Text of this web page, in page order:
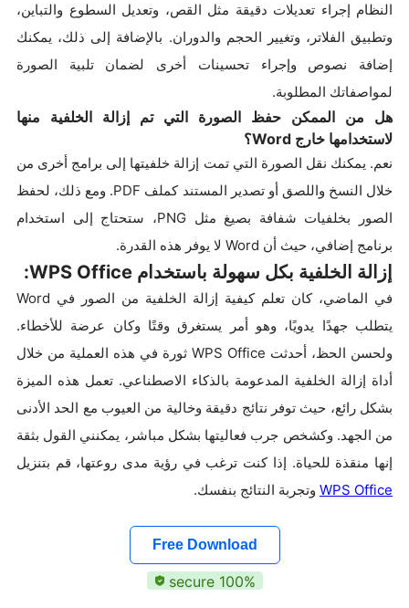
النظام إجراء تعديلات دقيقة مثل القص، وتعديل السطوع والتباين،
وتطبيق الفلاتر، وتغيير الحجم والدوران. بالإضافة إلى ذلك، يمكنك
إضافة نصوص وإجراء تحسينات أخرى لضمان تلبية الصورة
لمواصفاتك المطلوبة.
هل من الممكن حفظ الصورة التي تم إزالة الخلفية منها
لاستخدامها خارج Word؟
نعم. يمكنك نقل الصورة التي تمت إزالة خلفيتها إلى برامج أخرى من
خلال النسخ واللصق أو تصدير المستند كملف PDF. ومع ذلك، لحفظ
الصور بخلفيات شفافة بصيغ مثل PNG، ستحتاج إلى استخدام
برنامج إضافي، حيث أن Word لا يوفر هذه القدرة.
إزالة الخلفية بكل سهولة باستخدام WPS Office:
في الماضي، كان تعلم كيفية إزالة الخلفية من الصور في Word
يتطلب جهدًا يدويًا، وهو أمر يستغرق وقتًا وكان عرضة للأخطاء.
ولحسن الحظ، أحدثت WPS Office ثورة في هذه العملية من خلال
أداة إزالة الخلفية المدعومة بالذكاء الاصطناعي. تعمل هذه الميزة
بشكل رائع، حيث توفر نتائج دقيقة وخالية من العيوب مع الحد الأدنى
من الجهد. وكشخص جرب فعاليتها بشكل مباشر، يمكنني القول بثقة
إنها منقذة للحياة. إذا كنت ترغب في رؤية مدى روعتها، قم بتنزيل
WPS Office وتجربة النتائج بنفسك.
Free Download
100% secure